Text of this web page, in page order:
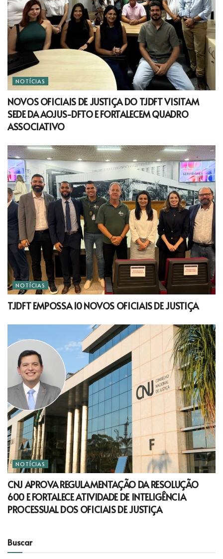
NOTÍCIAS
NOVOS OFICIAIS DE JUSTIÇA DO TJDFT VISITAM
SEDE DA AOJUS-DFTO E FORTALECEM QUADRO
ASSOCIATIVO
NOTÍCIAS
TJDFT EMPOSSA 10 NOVOS OFICIAIS DE JUSTIÇA
NOTÍCIAS
CNJ APROVA REGULAMENTAÇÃO DA RESOLUÇÃO
600 E FORTALECE ATIVIDADE DE INTELIGÊNCIA
PROCESSUAL DOS OFICIAIS DE JUSTIÇA
Buscar